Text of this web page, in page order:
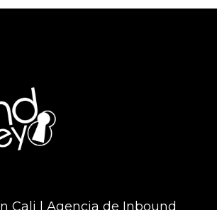
Cali | Agencia de Inbound